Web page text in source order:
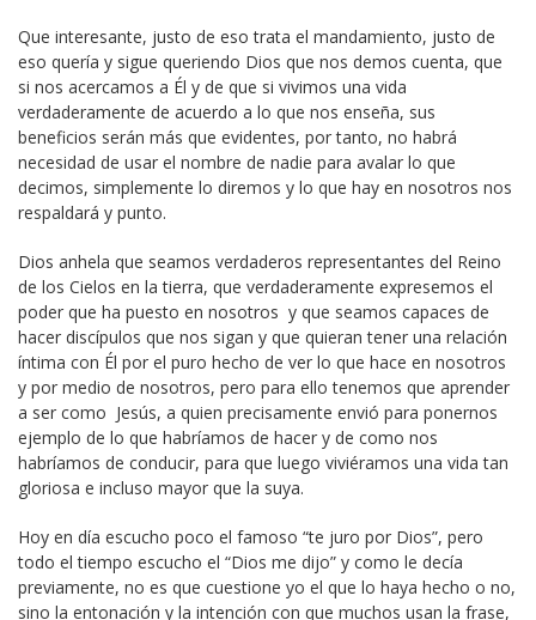
Que interesante, justo de eso trata el mandamiento, justo de
eso quería y sigue queriendo Dios que nos demos cuenta, que
si nos acercamos a Él y de que si vivimos una vida
verdaderamente de acuerdo a lo que nos enseña, sus
beneficios serán más que evidentes, por tanto, no habrá
necesidad de usar el nombre de nadie para avalar lo que
decimos, simplemente lo diremos y lo que hay en nosotros nos
respaldará y punto.
Dios anhela que seamos verdaderos representantes del Reino
de los Cielos en la tierra, que verdaderamente expresemos el
poder que ha puesto en nosotros y que seamos capaces de
hacer discípulos que nos sigan y que quieran tener una relación
íntima con Él por el puro hecho de ver lo que hace en nosotros
y por medio de nosotros, pero para ello tenemos que aprender
a ser como Jesús, a quien precisamente envió para ponernos
ejemplo de lo que habríamos de hacer y de como nos
habríamos de conducir, para que luego viviéramos una vida tan
gloriosa e incluso mayor que la suya.
Hoy en día escucho poco el famoso “te juro por Dios”, pero
todo el tiempo escucho el “Dios me dijo” y como le decía
previamente, no es que cuestione yo el que lo haya hecho o no,
sino la entonación y la intención con que muchos usan la frase,